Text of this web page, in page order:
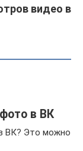
видео в
в ВК
ВК? Это можно